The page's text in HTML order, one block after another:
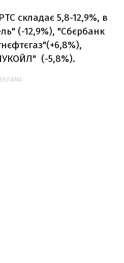
складає 5,8-12,9%, в
(-12,9%), "Сбєрбанк
(-5,8%).